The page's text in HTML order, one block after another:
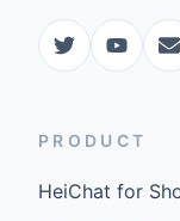
PRODUCT
HeiChat for